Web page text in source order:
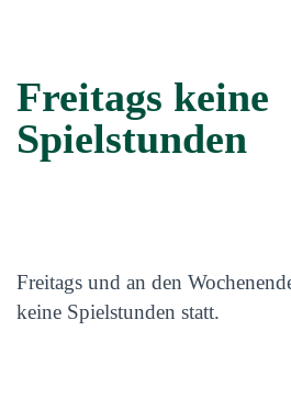
Freitags keine
Spielstunden
Freitags und an den
keine Spielstunden statt.